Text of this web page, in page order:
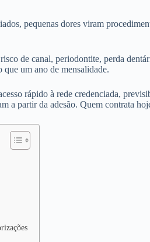
pequenas dores viram
de canal, periodontite, perda
que um ano de mensalidade.
rápido à rede credenciada,
a partir da adesão. Quem contrata